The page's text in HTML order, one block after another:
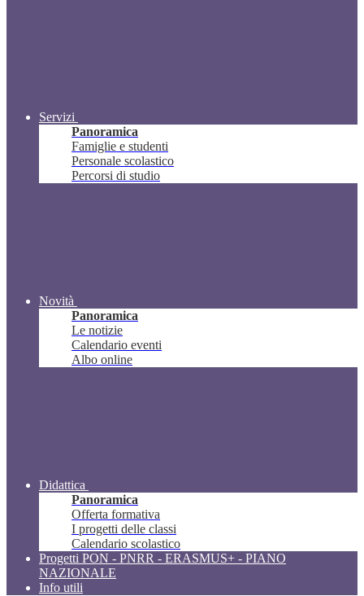
Servizi
Panoramica
Famiglie e studenti
Personale scolastico
Percorsi di studio
Novità
Panoramica
Le notizie
Calendario eventi
Albo online
Didattica
Panoramica
Offerta formativa
I progetti delle classi
Calendario scolastico
Progetti PON - PNRR - ERASMUS+ - PIANO
NAZIONALE
Info utili